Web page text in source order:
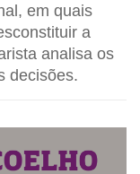
em quais
a
analisa os
decisões.